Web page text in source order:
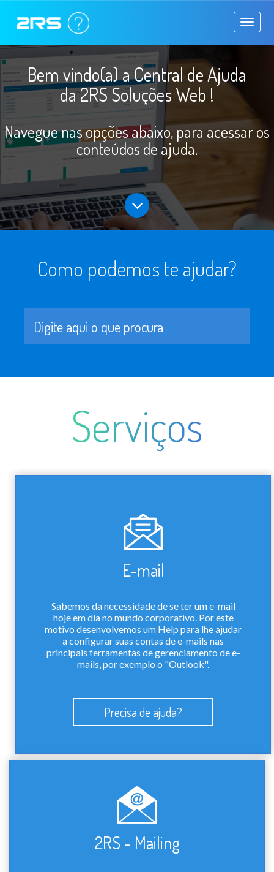
Toggle
Bem vindo(a) a Central de Ajuda
da 2RS Soluções Web !
Navegue nas opções abaixo, para acessar os
conteúdos de ajuda.
,
Como podemos te ajudar?
Serviços
E-mail
Sabemos da necessidade de se ter um e-mail
hoje em dia no mundo corporativo. Por este
motivo desenvolvemos um Help para lhe ajudar
a configurar suas contas de e-mails nas
principais ferramentas de gerenciamento de e-
mails, por exemplo o "Outlook".
Precisa de ajuda?
2RS - Mailing